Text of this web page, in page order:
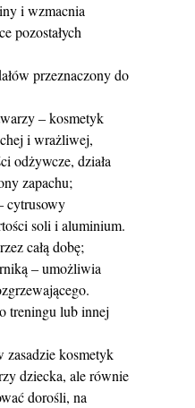
i wzmacnia
pozostałych
przeznaczony do
‒ kosmetyk
i wrażliwej,
odżywcze, działa
zapachu;
cytrusowy
soli i aluminium.
całą dobę;
‒ umożliwia
treningu lub innej
kosmetyk
dziecka, ale równie
dorośli, na